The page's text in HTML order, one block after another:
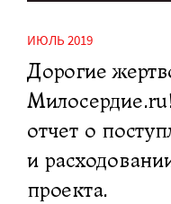
ИЮЛЬ 2019
Дорогие
отчет о
и
проекта.